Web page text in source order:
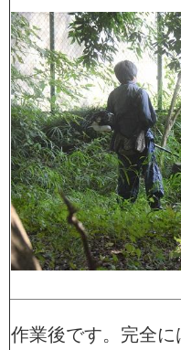
作業後です。完全に